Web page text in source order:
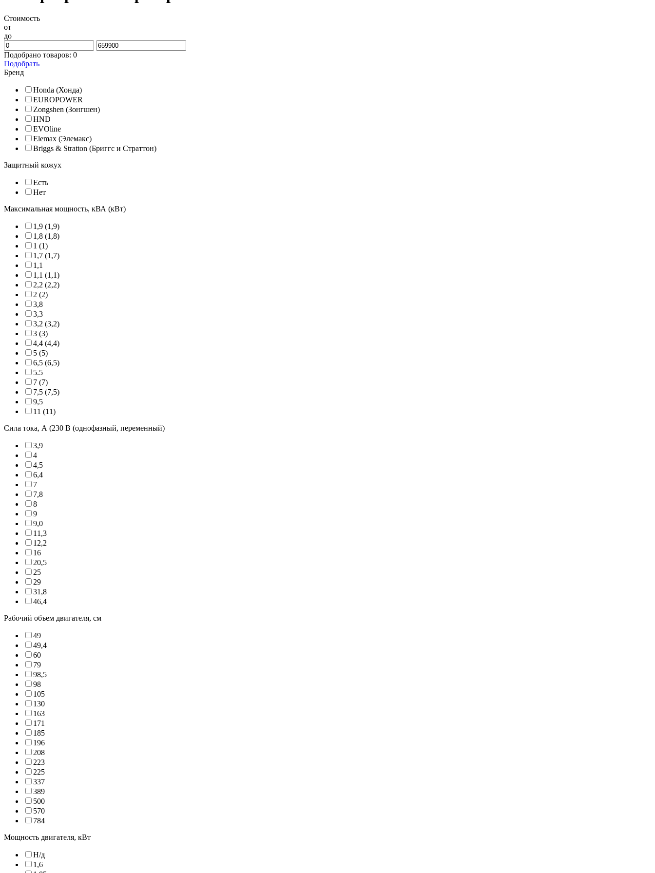
Стоимость
от
до
Подобрано товаров: 0
Подобрать
Бренд
Honda (Хонда)
EUROPOWER
Zongshen (Зонгшен)
HND
EVOline
Elemax (Элемакс)
Briggs & Stratton (Бриггс и Страттон)
Защитный кожух
Есть
Нет
Максимальная мощность, кВА (кВт)
1,9 (1,9)
1,8 (1,8)
1 (1)
1,7 (1,7)
1,1
1,1 (1,1)
2,2 (2,2)
2 (2)
3,8
3,3
3,2 (3,2)
3 (3)
4,4 (4,4)
5 (5)
6,5 (6,5)
5.5
7 (7)
7,5 (7,5)
9,5
11 (11)
Сила тока, А (230 В (однофазный, переменный)
3,9
4
4,5
6,4
7
7,8
8
9
9,0
11,3
12,2
16
20,5
25
29
31,8
46,4
Рабочий объем двигателя, см
49
49,4
60
79
98,5
98
105
130
163
171
185
196
208
223
225
337
389
500
570
784
Мощность двигателя, кВт
Н/д
1,6